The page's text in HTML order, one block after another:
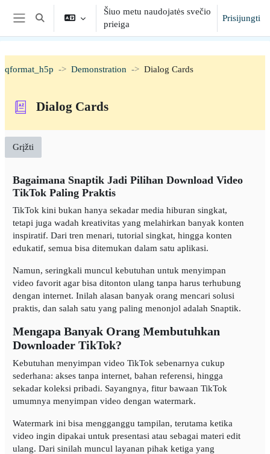
Pereiti į pagrindinį turinį
Šoninis skydelis
Toggle search input
Šiuo metu naudojatės svečio
prieiga
Prisijungti
qformat_h5p Demonstration Dialog Cards
Dialog Cards
Grįžti
Bagaimana Snaptik Jadi Pilihan Download Video
TikTok Paling Praktis
TikTok kini bukan hanya sekadar media hiburan singkat,
tetapi juga wadah kreativitas yang melahirkan banyak konten
inspiratif. Dari tren menari, tutorial singkat, hingga konten
edukatif, semua bisa ditemukan dalam satu aplikasi.
Namun, seringkali muncul kebutuhan untuk menyimpan
video favorit agar bisa ditonton ulang tanpa harus terhubung
dengan internet. Inilah alasan banyak orang mencari solusi
praktis, dan salah satu yang paling menonjol adalah Snaptik.
Mengapa Banyak Orang Membutuhkan
Downloader TikTok?
Kebutuhan menyimpan video TikTok sebenarnya cukup
sederhana: akses tanpa internet, bahan referensi, hingga
sekadar koleksi pribadi. Sayangnya, fitur bawaan TikTok
umumnya menyimpan video dengan watermark.
Watermark ini bisa mengganggu tampilan, terutama ketika
video ingin dipakai untuk presentasi atau sebagai materi edit
ulang. Dari sinilah muncul layanan pihak ketiga yang